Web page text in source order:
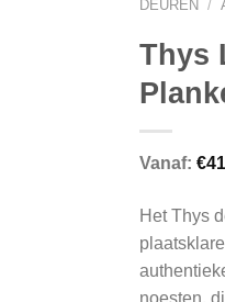
DEUREN /
Thys
Vanaf: €
Het Thys
plaatsklare
noesten,